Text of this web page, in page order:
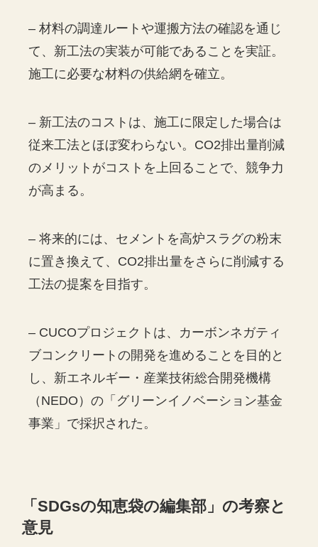
– 材料の調達ルートや運搬方法の確認を通じ
て、新工法の実装が可能であることを実証。
施工に必要な材料の供給網を確立。
– 新工法のコストは、施工に限定した場合は
従来工法とほぼ変わらない。CO2排出量削減
のメリットがコストを上回ることで、競争力
が高まる。
– 将来的には、セメントを高炉スラグの粉末
に置き換えて、CO2排出量をさらに削減する
工法の提案を目指す。
– CUCOプロジェクトは、カーボンネガティ
ブコンクリートの開発を進めることを目的と
し、新エネルギー・産業技術総合開発機構
（NEDO）の「グリーンイノベーション基金
事業」で採択された。
「SDGsの知恵袋の編集部」の考察と
意見